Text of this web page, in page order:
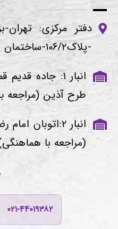
دفتر مرکزی: تهران-
-پلاک۱۰۶/۲-ساختمان مهستان-طبقه۴-واحد ۱۶
طرح آذین (مراجعه
(مراجعه با
۰۲۱-۴۴۰۱۹۳۸۲